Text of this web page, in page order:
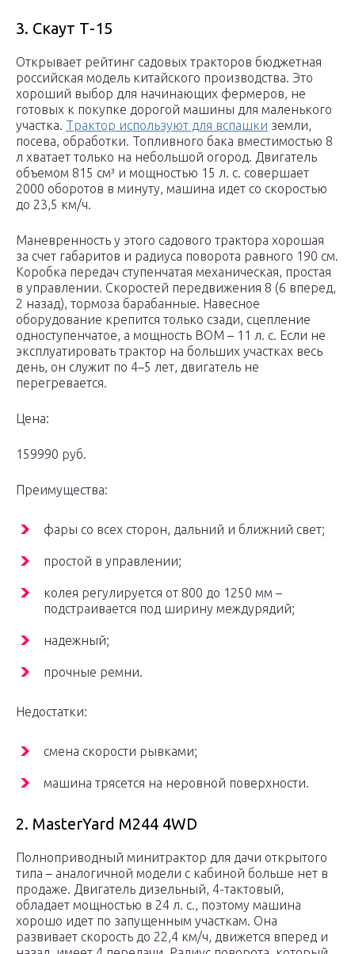
3. Скаут Т-15
Открывает рейтинг садовых тракторов бюджетная
российская модель китайского производства. Это
хороший выбор для начинающих фермеров, не
готовых к покупке дорогой машины для маленького
участка. Трактор используют для вспашки земли,
посева, обработки. Топливного бака вместимостью 8
л хватает только на небольшой огород. Двигатель
объемом 815 см³ и мощностью 15 л. с. совершает
2000 оборотов в минуту, машина идет со скоростью
до 23,5 км/ч.
Маневренность у этого садового трактора хорошая
за счет габаритов и радиуса поворота равного 190 см.
Коробка передач ступенчатая механическая, простая
в управлении. Скоростей передвижения 8 (6 вперед,
2 назад), тормоза барабанные. Навесное
оборудование крепится только сзади, сцепление
одноступенчатое, а мощность ВОМ – 11 л. с. Если не
эксплуатировать трактор на больших участках весь
день, он служит по 4–5 лет, двигатель не
перегревается.
Цена:
159990 руб.
Преимущества:
фары со всех сторон, дальний и ближний свет;
простой в управлении;
колея регулируется от 800 до 1250 мм –
подстраивается под ширину междурядий;
надежный;
прочные ремни.
Недостатки:
смена скорости рывками;
машина трясется на неровной поверхности.
2. MasterYard M244 4WD
Полноприводный минитрактор для дачи открытого
типа – аналогичной модели с кабиной больше нет в
продаже. Двигатель дизельный, 4-тактовый,
обладает мощностью в 24 л. с., поэтому машина
хорошо идет по запущенным участкам. Она
развивает скорость до 22,4 км/ч, движется вперед и